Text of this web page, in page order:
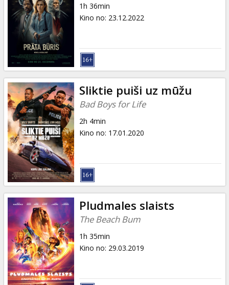
1h 36min
Kino no: 23.12.2022
Sliktie puiši uz mūžu
Bad Boys for Life
2h 4min
Kino no: 17.01.2020
Pludmales slaists
The Beach Bum
1h 35min
Kino no: 29.03.2019